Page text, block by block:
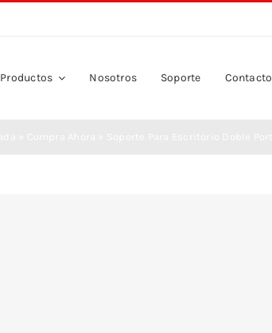
Productos Nosotros Soporte Contacto